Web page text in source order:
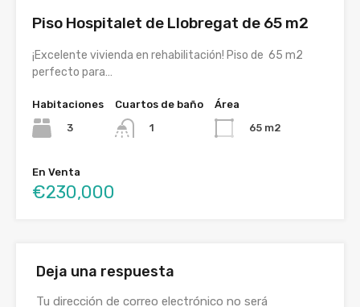
Piso Hospitalet de Llobregat de 65 m2
¡Excelente vivienda en rehabilitación! Piso de 65 m2
perfecto para…
Habitaciones
3
Cuartos de baño
1
Área
65 m2
En Venta
€230,000
Deja una respuesta
Tu dirección de correo electrónico no será